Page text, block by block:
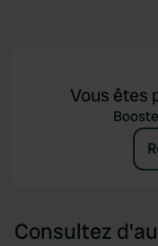
Vous êtes
Consultez